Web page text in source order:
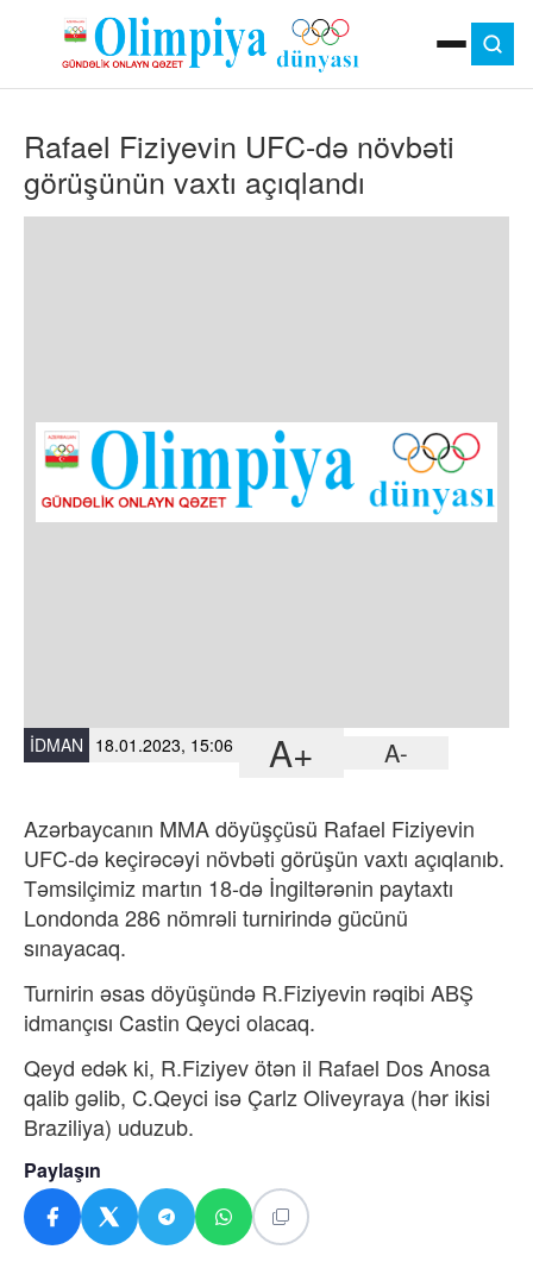
MOK
OLIMPIYA OYUNLARI
ÇAP VERSIYASI
TV
DIGƏR
Rafael Fiziyevin UFC-də növbəti
görüşünün vaxtı açıqlandı
İDMAN 18.01.2023, 15:06 A+ A-
Azərbaycanın MMA döyüşçüsü Rafael Fiziyevin
UFC-də keçirəcəyi növbəti görüşün vaxtı açıqlanıb.
Təmsilçimiz martın 18-də İngiltərənin paytaxtı
Londonda 286 nömrəli turnirində gücünü
sınayacaq.
Turnirin əsas döyüşündə R.Fiziyevin rəqibi ABŞ
idmançısı Castin Qeyci olacaq.
Qeyd edək ki, R.Fiziyev ötən il Rafael Dos Anosa
qalib gəlib, C.Qeyci isə Çarlz Oliveyraya (hər ikisi
Braziliya) uduzub.
Paylaşın